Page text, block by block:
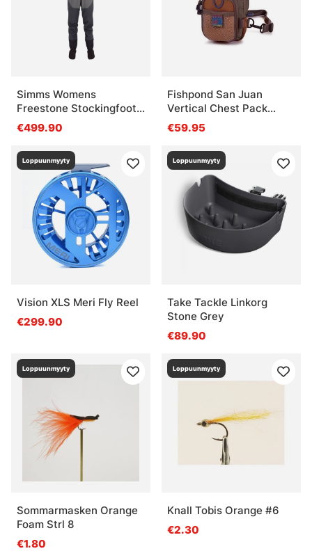
Simms Womens
Freestone Stockingfoot
Slate SS
€499.90
Fishpond San Juan
Vertical Chest Pack
Sand Saddle Brown
€59.95
Loppuunmyyty
Vision XLS Meri Fly Reel
€299.90
Loppuunmyyty
Take Tackle Linkorg
Stone Grey
€89.90
Loppuunmyyty
Sommarmasken Orange
Foam Strl 8
€1.80
Loppuunmyyty
Knall Tobis Orange #6
€2.30